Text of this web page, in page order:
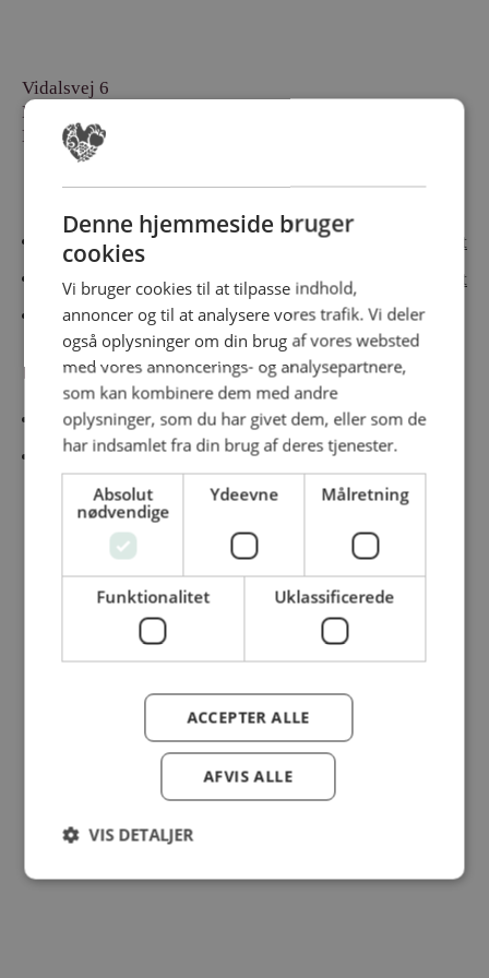
Vidalsvej 6
DK-9230 Svenstrup
Denmark
Cateringmesse Nord
Cateringmesse Midt
Cateringmesse Syd
Cateringmesse Øst
Cateringmesse Thy
Information
Cookiepolitk
Persondatapolitik
© Dansk Cater A/S - All rights reserved
Denne hjemmeside bruger
cookies
Vi bruger cookies til at tilpasse indhold,
annoncer og til at analysere vores trafik. Vi deler
også oplysninger om din brug af vores websted
med vores annoncerings- og analysepartnere,
som kan kombinere dem med andre
oplysninger, som du har givet dem, eller som de
har indsamlet fra din brug af deres tjenester.
Absolut
nødvendige
Ydeevne Målretning
Funktionalitet Uklassificerede
ACCEPTER ALLE
AFVIS ALLE
VIS DETALJER